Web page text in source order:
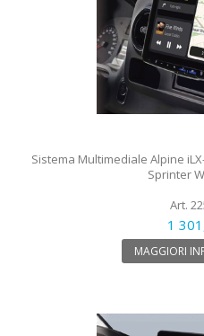
Sistema Multimediale Alpine
Sprinter
Art.
1
MAGGIORI